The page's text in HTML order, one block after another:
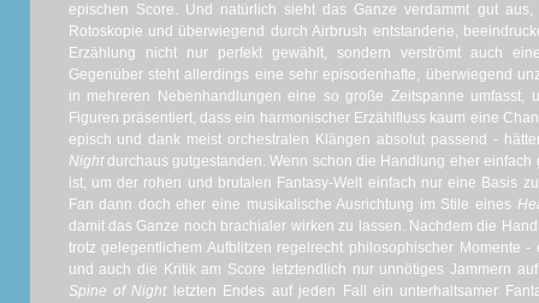
epischen Score. Und natürlich sieht das Ganze verdammt gut
Rotoskopie und überwiegend durch Airbrush entstandene,
Erzählung nicht nur perfekt gewählt, sondern verströmt auch
Gegenüber steht allerdings eine sehr episodenhafte, überwiegend
in mehreren Nebenhandlungen eine so große Zeitspanne umfasst,
Figuren präsentiert, dass ein harmonischer Erzählfluss kaum eine
episch und dank meist orchestralen Klängen absolut passend -
Nightdurchaus gutgestanden. Wenn schon die Handlung eher einfach
ist, um der rohen und brutalen Fantasy-Welt einfach nur eine Basis
Fan dann doch eher eine musikalische Ausrichtung im Stile eines
damit das Ganze noch brachialer wirken zu lassen. Nachdem die
trotz gelegentlichem Aufblitzen regelrecht philosophischer Momente
und auch die Kritik am Score letztendlich nur unnötiges Jammern
Spine of Nightletzten Endes auf jeden Fall ein unterhaltsamer